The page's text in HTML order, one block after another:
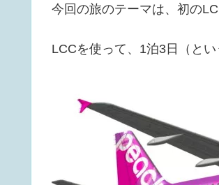
今回の旅のテーマは、初の
LCCを使って、1泊3日（と